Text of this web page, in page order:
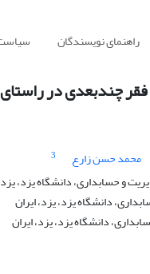
راهنمای نویسندگان
فقر چندبعدی در
محمد حسن زارع
3
و حسابداری، دانشگاه یزد،
دانشگاه یزد، یزد، ایران
دانشگاه یزد، یزد، ایران